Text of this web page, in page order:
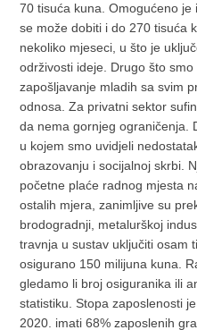
70 tisuća kuna. Omogućeno
se može dobiti i do 270 tisuća
nekoliko mjeseci, u što je
održivosti ideje. Drugo što smo
zapošljavanje mladih sa svim
odnosa. Za privatni sektor
da nema gornjeg ograničenja.
u kojem smo uvidjeli
obrazovanju i socijalnoj skrbi.
početne plaće radnog mjesta
ostalih mjera, zanimljive su
brodogradnji, metalurškoj
travnja u sustav uključiti osam
osigurano 150 milijuna kuna.
gledamo li broj osiguranika ili
statistiku. Stopa zaposlenosti
2020. imati 68% zaposlenih